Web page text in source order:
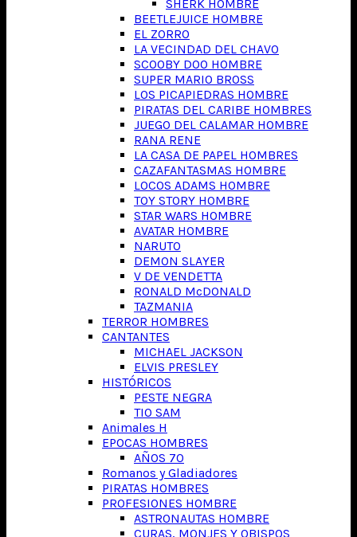
SHERK HOMBRE
BEETLEJUICE HOMBRE
EL ZORRO
LA VECINDAD DEL CHAVO
SCOOBY DOO HOMBRE
SUPER MARIO BROSS
LOS PICAPIEDRAS HOMBRE
PIRATAS DEL CARIBE HOMBRES
JUEGO DEL CALAMAR HOMBRE
RANA RENE
LA CASA DE PAPEL HOMBRES
CAZAFANTASMAS HOMBRE
LOCOS ADAMS HOMBRE
TOY STORY HOMBRE
STAR WARS HOMBRE
AVATAR HOMBRE
NARUTO
DEMON SLAYER
V DE VENDETTA
RONALD McDONALD
TAZMANIA
TERROR HOMBRES
CANTANTES
MICHAEL JACKSON
ELVIS PRESLEY
HISTÓRICOS
PESTE NEGRA
TIO SAM
Animales H
EPOCAS HOMBRES
AÑOS 70
Romanos y Gladiadores
PIRATAS HOMBRES
PROFESIONES HOMBRE
ASTRONAUTAS HOMBRE
CURAS, MONJES Y OBISPOS